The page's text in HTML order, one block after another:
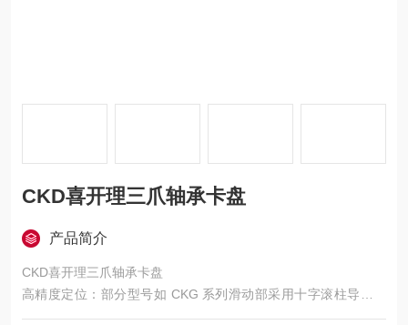
CKD喜开理三爪轴承卡盘
产品简介
CKD喜开理三爪轴承卡盘
高精度定位：部分型号如 CKG 系列滑动部采用十字滚柱导向，
可实现高精度、平滑动作。一些卡盘新增了精度为 ±0.025mm 的